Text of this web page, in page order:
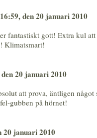
den 20 januari 2010
fantastiskt gott! Extra kul
Klimatsmart!
20 januari 2010
att prova, äntligen något
gubben på hörnet!
20 januari 2010